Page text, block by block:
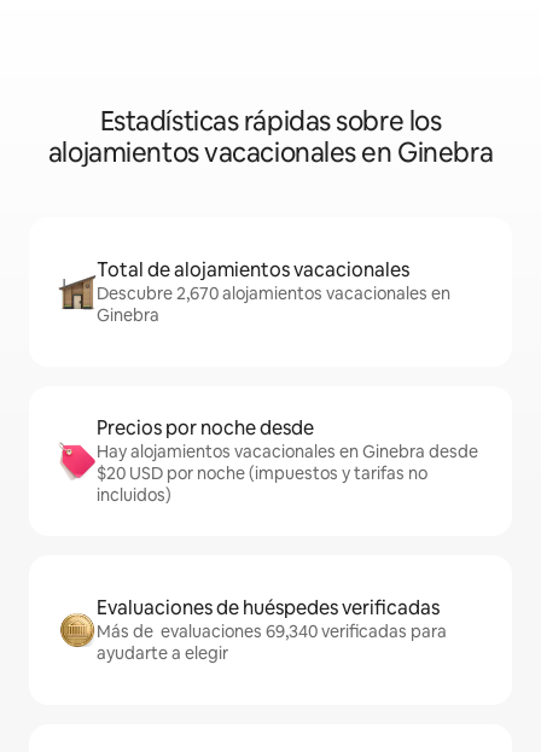
Estadísticas rápidas sobre los
alojamientos vacacionales en Ginebra
Total de alojamientos vacacionales
Descubre 2,670 alojamientos vacacionales en
Ginebra
Precios por noche desde
Hay alojamientos vacacionales en Ginebra desde
$20 USD por noche (impuestos y tarifas no
incluidos)
Evaluaciones de huéspedes verificadas
Más de evaluaciones 69,340 verificadas para
ayudarte a elegir